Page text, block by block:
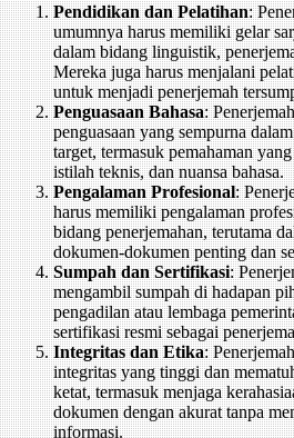
Pendidikan dan Pelatihan:
umumnya harus memiliki gelar
dalam bidang linguistik,
Mereka juga harus menjalani
untuk menjadi penerjemah
Penguasaan Bahasa:
penguasaan yang sempurna
target, termasuk pemahaman
istilah teknis, dan nuansa bahasa.
Pengalaman Profesional:
harus memiliki pengalaman
bidang penerjemahan, terutama
dokumen-dokumen penting dan
Sumpah dan Sertifikasi:
mengambil sumpah di hadapan
pengadilan atau lembaga
sertifikasi resmi sebagai
Integritas dan Etika:
integritas yang tinggi dan
ketat, termasuk menjaga
dokumen dengan akurat tanpa
informasi.